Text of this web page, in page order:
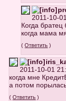
2011-10-
Когда
когда мама
(Ответить )
2011-10-01
когда мне
а потом
(Ответить )